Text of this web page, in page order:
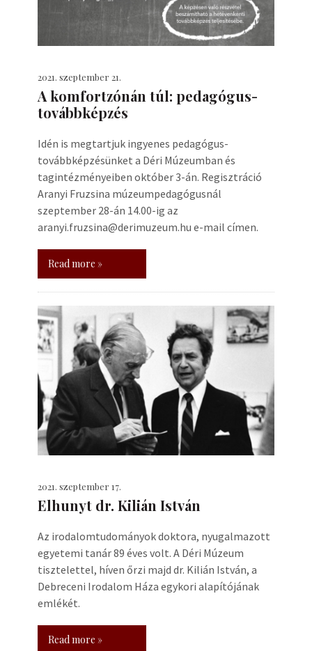
2021. szeptember 21.
A komfortzónán túl: pedagógus-
továbbképzés
Idén is megtartjuk ingyenes pedagógus-
továbbképzésünket a Déri Múzeumban és
tagintézményeiben október 3-án. Regisztráció
Aranyi Fruzsina múzeumpedagógusnál
szeptember 28-án 14.00-ig az
aranyi.fruzsina@derimuzeum.hu e-mail címen.
Read more »
2021. szeptember 17.
Elhunyt dr. Kilián István
Az irodalomtudományok doktora, nyugalmazott
egyetemi tanár 89 éves volt. A Déri Múzeum
tisztelettel, híven őrzi majd dr. Kilián István, a
Debreceni Irodalom Háza egykori alapítójának
emlékét.
Read more »